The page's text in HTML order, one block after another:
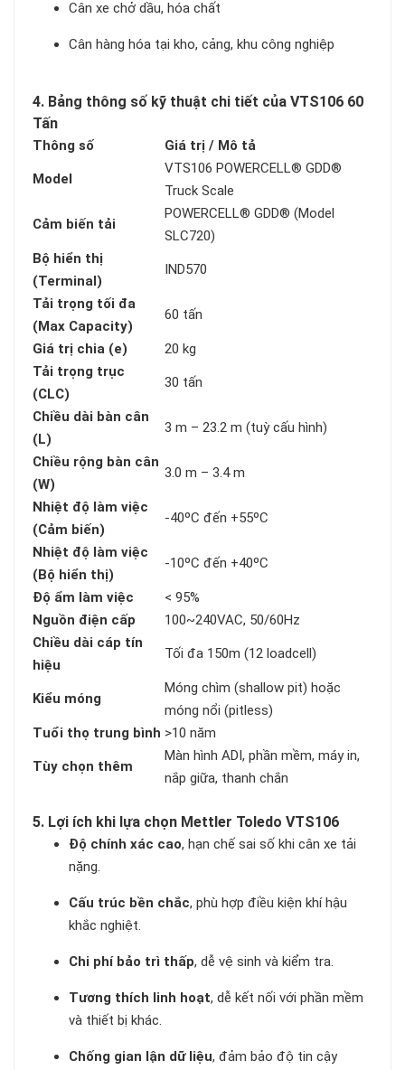
Cân xe chở dầu, hóa chất
Cân hàng hóa tại kho, cảng, khu công nghiệp
4. Bảng thông số kỹ thuật chi tiết của VTS106 60
Tấn
Thông số Giá trị / Mô tả
Model
VTS106 POWERCELL® GDD®
Truck Scale
Cảm biến tải
POWERCELL® GDD® (Model
SLC720)
Bộ hiển thị
(Terminal)
IND570
Tải trọng tối đa
(Max Capacity)
60 tấn
Giá trị chia (e)
20 kg
Tải trọng trục
(CLC)
30 tấn
Chiều dài bàn cân
(L)
3 m – 23.2 m (tuỳ cấu hình)
Chiều rộng bàn cân
(W)
3.0 m – 3.4 m
Nhiệt độ làm việc
(Cảm biến)
-40ºC đến +55ºC
Nhiệt độ làm việc
(Bộ hiển thị)
-10ºC đến +40ºC
Độ ẩm làm việc
< 95%
Nguồn điện cấp
100~240VAC, 50/60Hz
Chiều dài cáp tín
hiệu
Tối đa 150m (12 loadcell)
Kiểu móng
Móng chìm (shallow pit) hoặc
móng nổi (pitless)
Tuổi thọ trung bình >10 năm
Tùy chọn thêm
Màn hình ADI, phần mềm, máy in,
nắp giữa, thanh chắn
5. Lợi ích khi lựa chọn Mettler Toledo VTS106
Độ chính xác cao, hạn chế sai số khi cân xe tải
nặng.
Cấu trúc bền chắc, phù hợp điều kiện khí hậu
khắc nghiệt.
Chi phí bảo trì thấp, dễ vệ sinh và kiểm tra.
Tương thích linh hoạt, dễ kết nối với phần mềm
và thiết bị khác.
Chống gian lận dữ liệu, đảm bảo độ tin cậy